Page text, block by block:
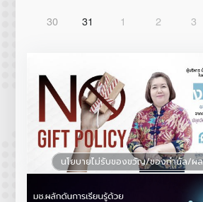
30
31 1 2 3
นโยบายไม่รับของขวัญ/ของกำนัล/ผล